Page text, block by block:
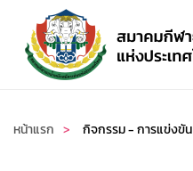
Skip to main content
หน้าแรก กิจกรรม - การแข่งขัน